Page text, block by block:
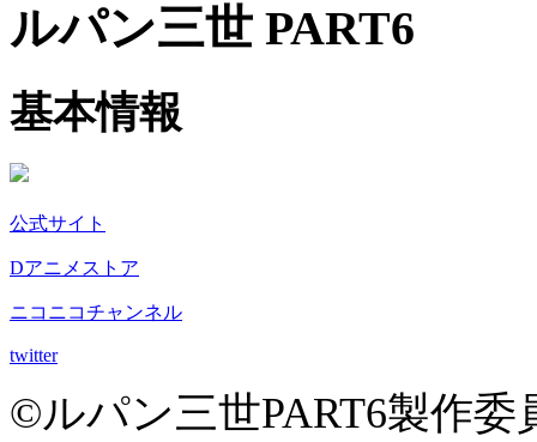
ルパン三世 PART6
基本情報
公式サイト
Dアニメストア
ニコニコチャンネル
twitter
©ルパン三世PART6製作委